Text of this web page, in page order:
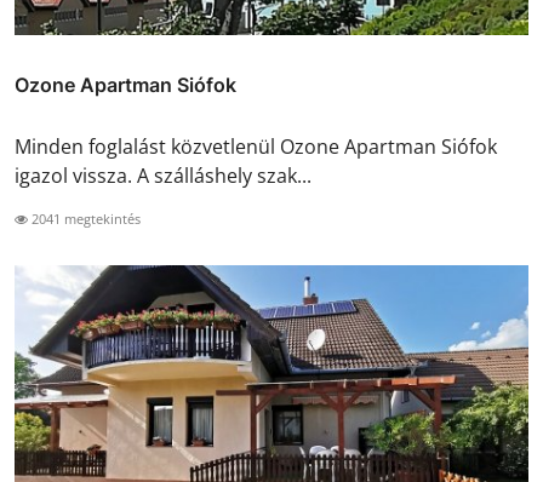
Ozone Apartman Siófok
Minden foglalást közvetlenül Ozone Apartman Siófok
igazol vissza. A szálláshely szak...
2041 megtekintés